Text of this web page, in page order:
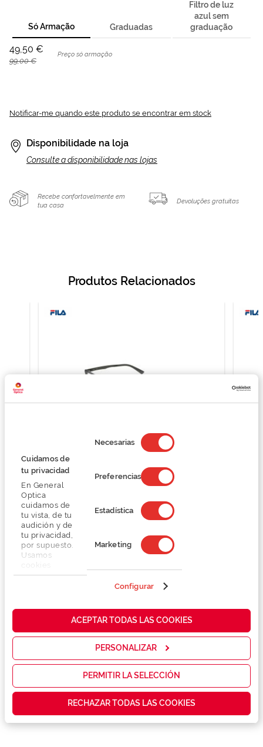
Cuidamos de
tu privacidad
En General
Optica
cuidamos de
tu vista, de tu
audición y de
tu privacidad,
por supuesto.
Usamos
propias y de
cómo mejorar
servicios y
las
que realmente
contenidos
personalizados
de
consentimiento
Necesarias
Preferencias
Estadística
Marketing
Configurar
ACEPTAR TODAS LAS COOKIES
PERSONALIZAR
PERMITIR LA SELECCIÓN
RECHAZAR TODAS LAS COOKIES
Só Armação
49,50 €
99,00 €
Preço só armação
Graduadas
Filtro de luz
azul sem
graduação
Notificar-me quando este produto se encontrar em stock
Disponibilidade na loja
Consulte a disponibilidade nas lojas
Recebe confortavelmente em
tua casa
Devoluções gratuitas
Produtos Relacionados
Fila VF9351
O preço inclui apenas a armação
68,25 €
91,00 €
Detalhes
Marca
Garantias e serviços exclusivos